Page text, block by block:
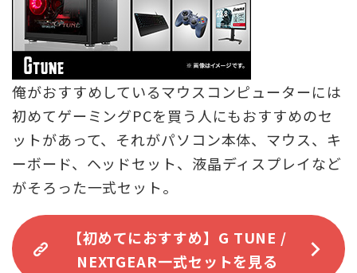
俺がおすすめしているマウスコンピューターには
初めてゲーミングPCを買う人にもおすすめのセ
ットがあって、それがパソコン本体、マウス、キ
ーボード、ヘッドセット、液晶ディスプレイなど
がそろった一式セット。
【初めてにおすすめ】G TUNE /
NEXTGEAR一式セットを見る